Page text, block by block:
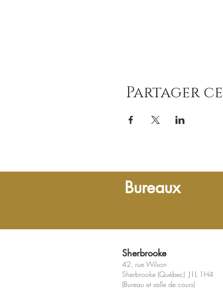
Partager
Bureaux
Sherbrooke
42, rue Wilson
Sherbrooke (Québec) J1L 1H4
(Bureau et salle de cours)